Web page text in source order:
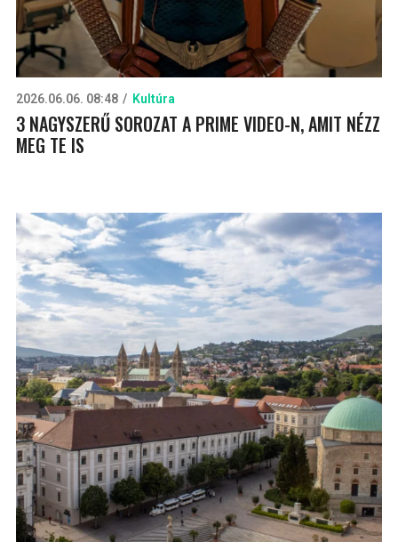
2026.06.06. 08:48 Kultúra
3 NAGYSZERŰ SOROZAT A PRIME VIDEO-N, AMIT NÉZZ
MEG TE IS